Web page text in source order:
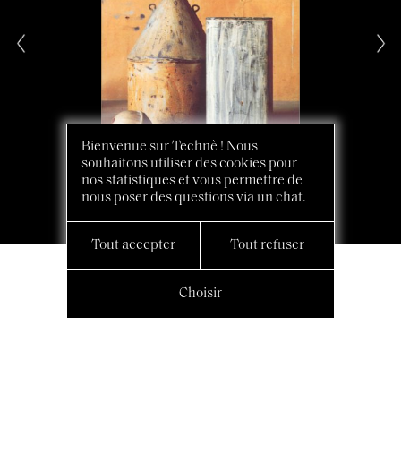
Bienvenue sur Technè ! Nous
souhaitons utiliser des cookies pour
nos statistiques et vous permettre de
nous poser des questions via un chat.
Tout accepter Tout refuser
Choisir